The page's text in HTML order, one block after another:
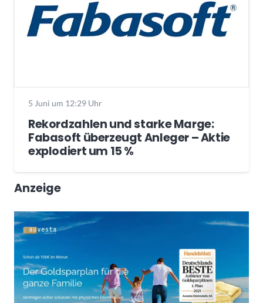
5 Juni um 12:29 Uhr
Rekordzahlen und starke Marge:
Fabasoft überzeugt Anleger – Aktie
explodiert um 15 %
Anzeige